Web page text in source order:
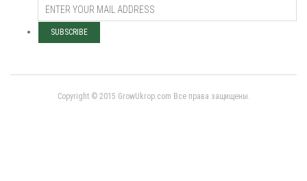
Copyright © 2015 GrowUkrop.com Все права защищены.